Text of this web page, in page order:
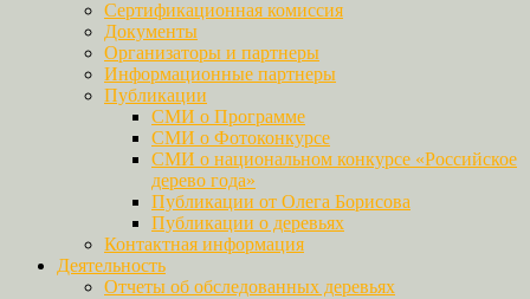
Сертификационная комиссия
Документы
Организаторы и партнеры
Информационные партнеры
Публикации
СМИ о Программе
СМИ о Фотоконкурсе
СМИ о национальном конкурсе «Российское
дерево года»
Публикации от Олега Борисова
Публикации о деревьях
Контактная информация
Деятельность
Отчеты об обследованных деревьях